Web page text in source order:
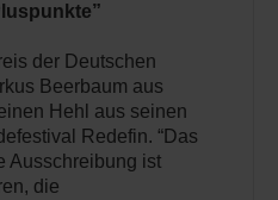
der Deutschen
Beerbaum aus
Hehl aus seinen
Redefin. “Das
Ausschreibung ist
die